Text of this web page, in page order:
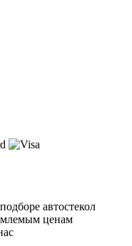
автостекол
ценам